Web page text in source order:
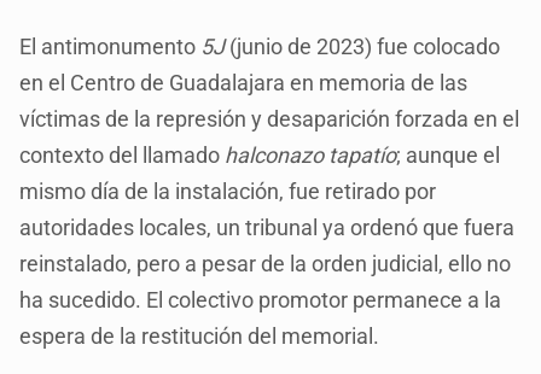
El antimonumento 5J(junio de 2023) fue colocado
en el Centro de Guadalajara en memoria de las
víctimas de la represión y desaparición forzada en el
contexto del llamado halconazo tapatío; aunque el
mismo día de la instalación, fue retirado por
autoridades locales, un tribunal ya ordenó que fuera
reinstalado, pero a pesar de la orden judicial, ello no
ha sucedido. El colectivo promotor permanece a la
espera de la restitución del memorial.